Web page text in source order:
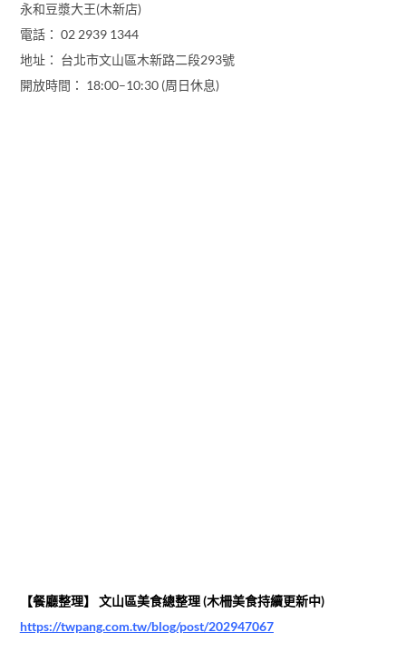
永和豆漿大王(木新店)
電話： 02 2939 1344
地址： 台北市文山區木新路二段293號
開放時間： 18:00–10:30 (周日休息)
【餐廳整理】 文山區美食總整理 (木柵美食持續更新中)
https://twpang.com.tw/blog/post/202947067